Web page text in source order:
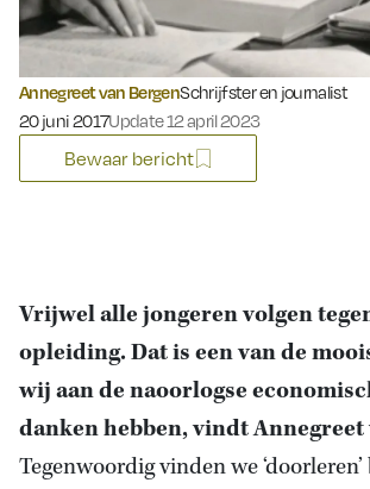
Annegreet van BergenSchrijfster en journalist
Gepubliceerd op:
20 juni 2017Update 12 april 2023
Bewaar bericht
Vrijwel alle jongeren volgen
opleiding. Dat is een van de
wij aan de naoorlogse
danken hebben, vindt Annegreet
Tegenwoordig vinden we